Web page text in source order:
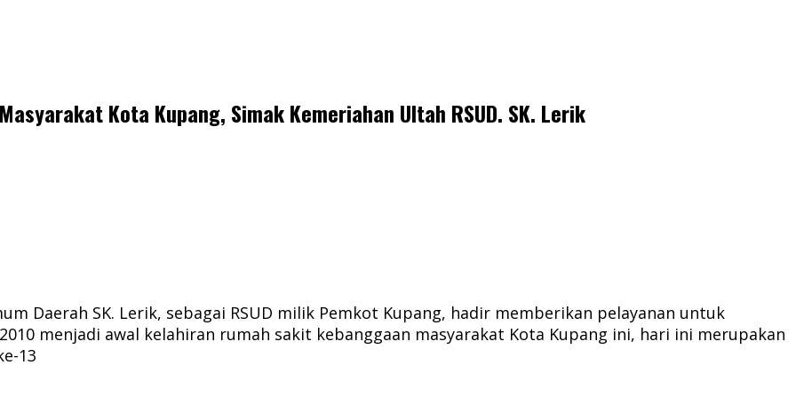
Kota Kupang, Simak Kemeriahan Ultah RSUD. SK. Lerik
Daerah SK. Lerik, sebagai RSUD milik Pemkot Kupang, hadir memberikan pelayanan untuk
menjadi awal kelahiran rumah sakit kebanggaan masyarakat Kota Kupang ini, hari ini merupakan
13